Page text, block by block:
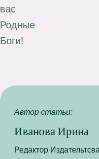
вас
Родные
Боги!
Автор статьи:
Иванова Ирина
Редактор